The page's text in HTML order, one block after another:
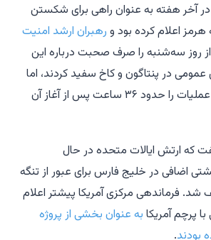
در آخر هفته به عنوان راهی برای شکستن
هرمز اعلام کرده بود و رهبران ارشد امنیت
روز سه‌شنبه را صرف صحبت درباره این
در پنتاگون و کاخ سفید کردند، اما
رئیس جمهور ناگهان عملیات را حدود ۳۶ ساعت پس از آغاز آن
که ارتش ایالات متحده در حال
اضافی در خلیج فارس برای عبور از تنگه
شد. فرماندهی مرکزی آمریکا پیشتر اعلام
پرچم آمریکا به عنوان بخشی از پروژه
بودند.